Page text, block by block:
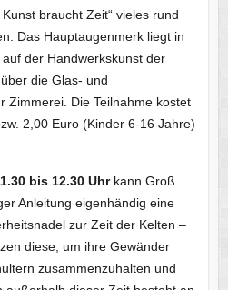
Kunst braucht Zeit“ vieles rund
Das Hauptaugenmerk liegt in
der Handwerkskunst der
die Glas- und
Zimmerei. Die Teilnahme kostet
2,00 Euro (Kinder 6-16 Jahre)
bis 12.30 Uhrkann Groß
Anleitung eigenhändig eine
zur Zeit der Kelten –
diese, um ihre Gewänder
zusammenzuhalten und